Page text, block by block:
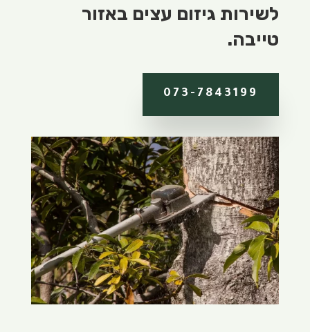
לשירות גיזום עצים באזור
טייבה.
073-7843199